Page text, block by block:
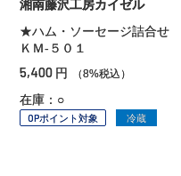
湘南藤沢工房カイゼル
★ハム・ソーセージ詰合せ
ＫＭ‐５０１
5,400 円 （8%税込）
在庫：○
OPポイント対象 冷蔵